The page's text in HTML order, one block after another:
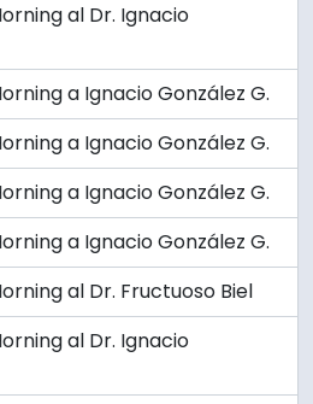
al Dr. Ignacio
a Ignacio González G.
a Ignacio González G.
a Ignacio González G.
a Ignacio González G.
al Dr. Fructuoso Biel
al Dr. Ignacio